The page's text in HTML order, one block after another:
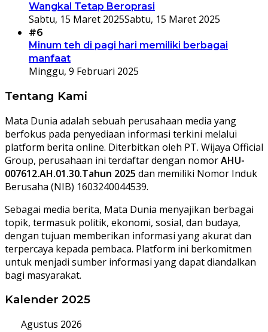
Wangkal Tetap Beroprasi
Sabtu, 15 Maret 2025Sabtu, 15 Maret 2025
#6
Minum teh di pagi hari memiliki berbagai
manfaat
Minggu, 9 Februari 2025
Tentang Kami
Mata Dunia adalah sebuah perusahaan media yang
berfokus pada penyediaan informasi terkini melalui
platform berita online. Diterbitkan oleh PT. Wijaya Official
Group, perusahaan ini terdaftar dengan nomorAHU-
007612.AH.01.30.Tahun 2025 dan memiliki Nomor Induk
Berusaha (NIB) 1603240044539.
Sebagai media berita, Mata Dunia menyajikan berbagai
topik, termasuk politik, ekonomi, sosial, dan budaya,
dengan tujuan memberikan informasi yang akurat dan
terpercaya kepada pembaca. Platform ini berkomitmen
untuk menjadi sumber informasi yang dapat diandalkan
bagi masyarakat.
Kalender 2025
Agustus 2026